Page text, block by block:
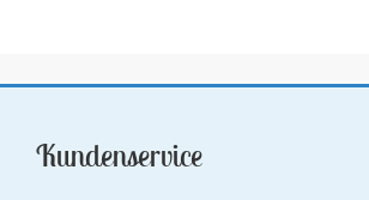
Kundenservice